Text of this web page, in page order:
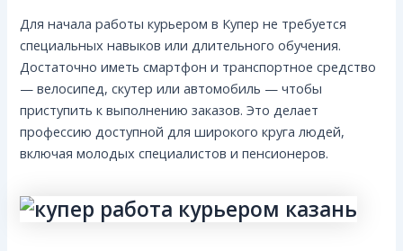
Для начала работы курьером в Купер не требуется
специальных навыков или длительного обучения.
Достаточно иметь смартфон и транспортное средство
— велосипед, скутер или автомобиль — чтобы
приступить к выполнению заказов. Это делает
профессию доступной для широкого круга людей,
включая молодых специалистов и пенсионеров.